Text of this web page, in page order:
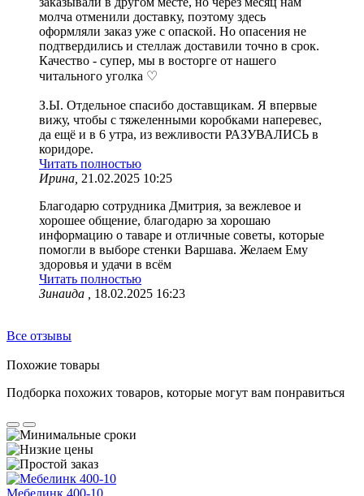
молча отменили доставку, поэтому здесь
оформляли заказ уже с опаской. Но опасения не
подтвердились и стеллаж доставили точно в срок.
Качество - супер, мы в восторге от нашего
читального уголка ♡
З.Ы. Отдельное спасибо доставщикам. Я впервые
вижу, чтобы с тяжеленными коробками наперевес,
да ещё и в 6 утра, из вежливости РАЗУВАЛИСЬ в
коридоре.
Читать полностью
Ирина, 21.02.2025 10:25
Благодарю сотрудника Дмитрия, за вежлевое и
хорошее общение, благодарю за хорошаю
информацию о таваре и отличные советы, которые
помогли в выборе стенки Варшава. Желаем Ему
здоровья и удачи в всём
Читать полностью
Зинаида ,
18.02.2025 16:23
Все отзывы
Похожие товары
Подборка похожих товаров, которые могут вам понравиться
Мебелинк 400-10